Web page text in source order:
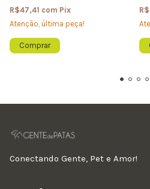
R$47,41 com Pix
Atenção, última peça!
Comprar
Conectando Gente, Pet e Amor!